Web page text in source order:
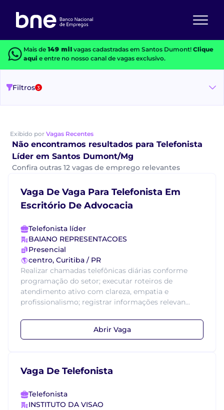
Mais de 149 milvagas cadastradas em Santos Dumont! Clique
aquie entre no nosso canal de vagas exclusivo.
Filtros 3
Exibido por Vagas Recentes
Não encontramos resultados para Telefonista
Líder em Santos Dumont/Mg
Confira outras 12 vagas de emprego relevantes
Vaga De Vaga Para Telefonista Em
Escritório De Advocacia
Telefonista líder
BAIANO REPRESENTACOES
Presencial
centro, Curitiba / PR
Realizar chamadas telefônicas diárias conforme
programação do setor; executar roteiros de
atendimento ativo com clareza, empatia e
profissionalismo; registrar informações relevan...
Abrir Vaga
Vaga De Telefonista
Telefonista
INSTITUTO DA VISAO